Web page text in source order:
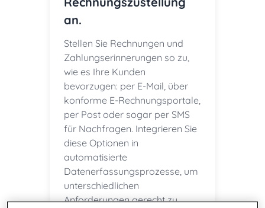
an.
Stellen Sie Rechnungen und
Zahlungserinnerungen so zu,
wie es Ihre Kunden
bevorzugen: per E-Mail, über
konforme E-Rechnungsportale,
per Post oder sogar per SMS
für Nachfragen. Integrieren Sie
diese Optionen in
automatisierte
Datenerfassungsprozesse, um
unterschiedlichen
Anforderungen gerecht zu